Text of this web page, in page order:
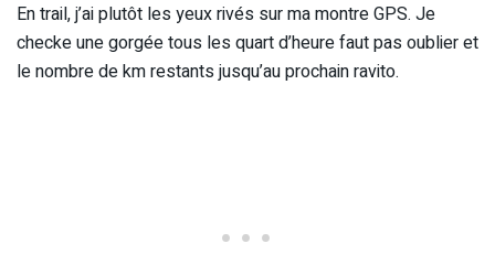
En trail, j’ai plutôt les yeux rivés sur ma montre GPS. Je
checke une gorgée tous les quart d’heure faut pas oublier et
le nombre de km restants jusqu’au prochain ravito.